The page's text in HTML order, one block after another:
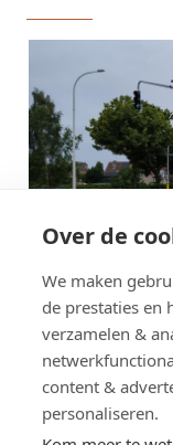
Over de
We maken
de prestaties en
verzamelen &
content &
personaliseren.